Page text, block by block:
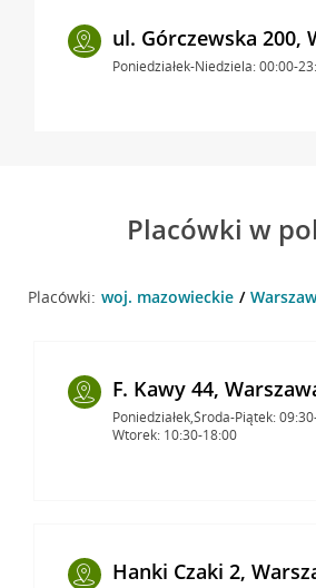
ul. Górczewska 200,
Poniedziałek-Niedziela: 00:00-
Placówki w
Placówki: woj. mazowieckie
F. Kawy 44,
Poniedziałek,Środa-Piątek:
Wtorek: 10:30-18:00
Hanki Czaki 2,